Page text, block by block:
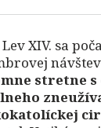
Lev XIV. sa
stretne s